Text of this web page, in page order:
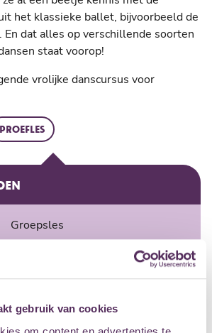
gebruik van cookies
het klassieke ballet, bijvoorbeeld de
En dat alles op verschillende soorten
staat voorop!
vrolijke danscursus voor
PROEFLES
Groepsles
Middag